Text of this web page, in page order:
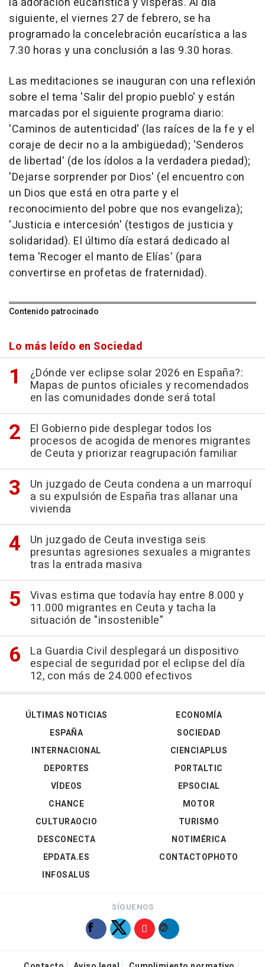
siguiente, el viernes 27 de febrero, se ha
programado la concelebración eucarística a las
7.30 horas y una conclusión a las 9.30 horas.
Las meditaciones se inauguran con una reflexión
sobre el tema 'Salir del propio pueblo' y están
marcadas por el siguiente programa diario:
'Caminos de autenticidad' (las raíces de la fe y el
coraje de decir no a la ambigüedad); 'Senderos
de libertad' (de los ídolos a la verdadera piedad);
'Dejarse sorprender por Dios' (el encuentro con
un Dios que está en otra parte y el
reconocimiento del pobre que nos evangeliza);
'Justicia e intercesión' (testigos de justicia y
solidaridad). El último día estará dedicado al
tema 'Recoger el manto de Elías' (para
convertirse en profetas de fraternidad).
Contenido patrocinado
Lo más leído en Sociedad
¿Dónde ver eclipse solar 2026 en España?:
Mapas de puntos oficiales y recomendados
en las comunidades donde será total
El Gobierno pide desplegar todos los
procesos de acogida de menores migrantes
de Ceuta y priorizar reagrupación familiar
Un juzgado de Ceuta condena a un marroquí
a su expulsión de España tras allanar una
vivienda
Un juzgado de Ceuta investiga seis
presuntas agresiones sexuales a migrantes
tras la entrada masiva
Vivas estima que todavía hay entre 8.000 y
11.000 migrantes en Ceuta y tacha la
situación de "insostenible"
La Guardia Civil desplegará un dispositivo
especial de seguridad por el eclipse del día
12, con más de 24.000 efectivos
ÚLTIMAS NOTICIAS
ESPAÑA
INTERNACIONAL
DEPORTES
VÍDEOS
ECONOMÍA
SOCIEDAD
CIENCIAPLUS
PORTALTIC
EPSOCIAL
CHANCE
CULTURAOCIO
DESCONECTA
EPDATA.ES
INFOSALUS
MOTOR
TURISMO
NOTIMÉRICA
CONTACTOPHOTO
SÍGUENOS